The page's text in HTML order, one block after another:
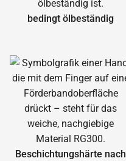
bedingt ölbeständig
Beschichtungshärte nach